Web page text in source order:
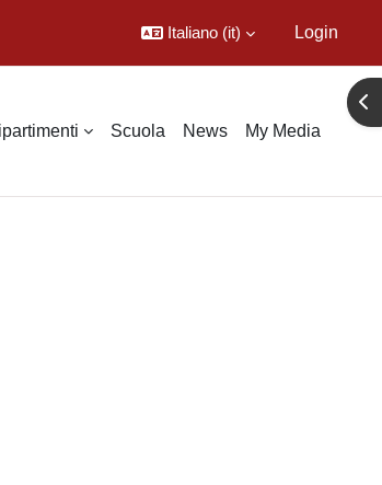
Italiano ‎(it)‎ Login
Scuola News My Media